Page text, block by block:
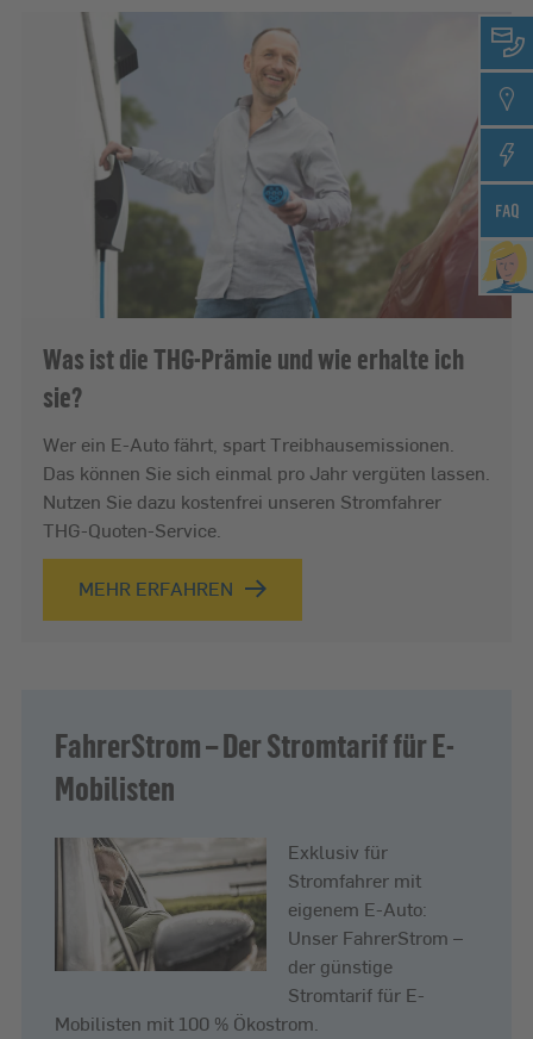
Was ist die THG-Prämie und wie erhalte ich
sie?
Wer ein E-Auto fährt, spart Treibhausemissionen.
Das können Sie sich einmal pro Jahr vergüten lassen.
Nutzen Sie dazu kostenfrei unseren Stromfahrer
THG-Quoten-Service.
MEHR ERFAHREN
FahrerStrom – Der Stromtarif für E-
Mobilisten
Exklusiv für
Stromfahrer mit
eigenem E-Auto:
Unser FahrerStrom –
der günstige
Stromtarif für E-
Mobilisten mit 100 % Ökostrom.